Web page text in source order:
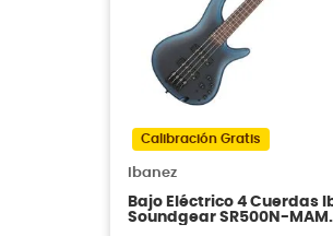
Calibración Gratis
Ibanez
Bajo Eléctrico 4 Cuerdas
Soundgear SR500N-MAM